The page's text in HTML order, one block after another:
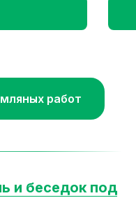
работ
и беседок под